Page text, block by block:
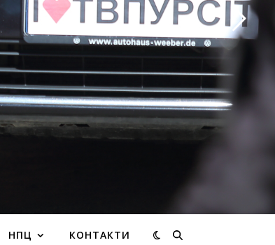
НПЦ КОНТАКТИ